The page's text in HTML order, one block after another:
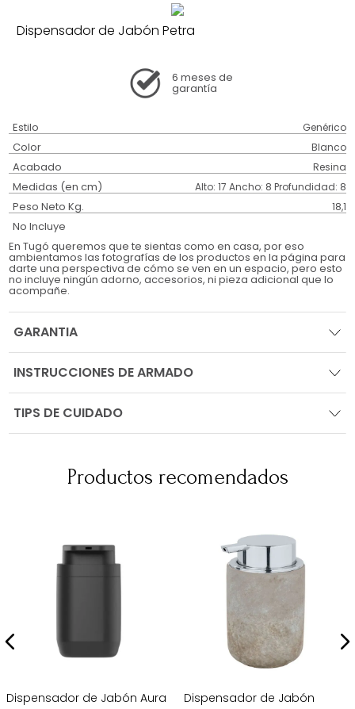
Dispensador de Jabón Petra
6 meses de
garantía
Estilo Genérico
Color Blanco
Acabado Resina
Medidas (en cm) Alto: 17 Ancho: 8 Profundidad: 8
Peso Neto Kg. 18,1
No Incluye
En Tugó queremos que te sientas como en casa, por eso
ambientamos las fotografías de los productos en la página para
darte una perspectiva de cómo se ven en un espacio, pero esto
no incluye ningún adorno, accesorios, ni pieza adicional que lo
acompañe.
GARANTIA
INSTRUCCIONES DE ARMADO
TIPS DE CUIDADO
Productos recomendados
Dispensador de Jabón Aura
Dispensador de Jabón